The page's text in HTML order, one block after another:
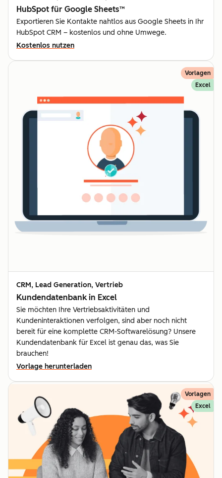
HubSpot für Google Sheets™
Exportieren Sie Kontakte nahtlos aus Google Sheets in Ihr
HubSpot CRM – kostenlos und ohne Umwege.
Kostenlos nutzen
Vorlagen
Excel
CRM, Lead Generation, Vertrieb
Kundendatenbank in Excel
Sie möchten Ihre Vertriebsaktivitäten und
Kundeninteraktionen verfolgen, sind aber noch nicht
bereit für eine komplette CRM-Softwarelösung? Unsere
Kundendatenbank für Excel ist genau das, was Sie
brauchen!
Vorlage herunterladen
Vorlagen
Excel